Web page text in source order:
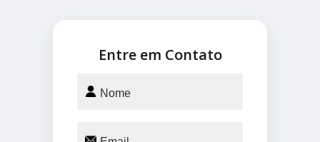
Entre em Contato